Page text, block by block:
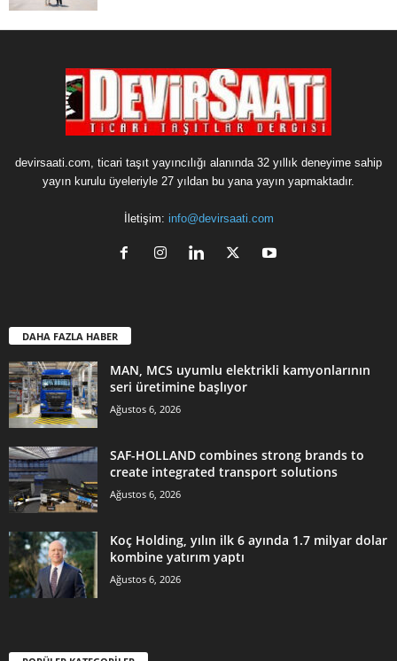
devirsaati.com, ticari taşıt yayıncılığı alanında 32 yıllık deneyime sahip
yayın kurulu üyeleriyle 27 yıldan bu yana yayın yapmaktadır.
İletişim: info@devirsaati.com
DAHA FAZLA HABER
MAN, MCS uyumlu elektrikli kamyonlarının
seri üretimine başlıyor
Ağustos 6, 2026
SAF-HOLLAND combines strong brands to
create integrated transport solutions
Ağustos 6, 2026
Koç Holding, yılın ilk 6 ayında 1.7 milyar dolar
kombine yatırım yaptı
Ağustos 6, 2026